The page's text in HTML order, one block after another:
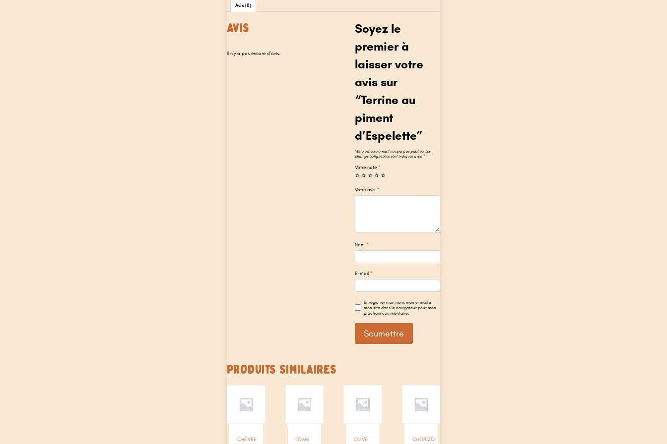
Avis (0)
AVIS
Il n’y a pas encore d’avis.
Soyez le
premier à
laisser votre
avis sur
“Terrine au
piment
d’Espelette”
Votre adresse e-mail ne sera pas publiée. Les
champs obligatoires sont indiqués avec *
Votre note *
Votre avis *
Nom *
E-mail *
Enregistrer mon nom, mon e-mail et
mon site dans le navigateur pour mon
prochain commentaire.
PRODUITS SIMILAIRES
CHÈVRE TOME OLIVE CHORIZO